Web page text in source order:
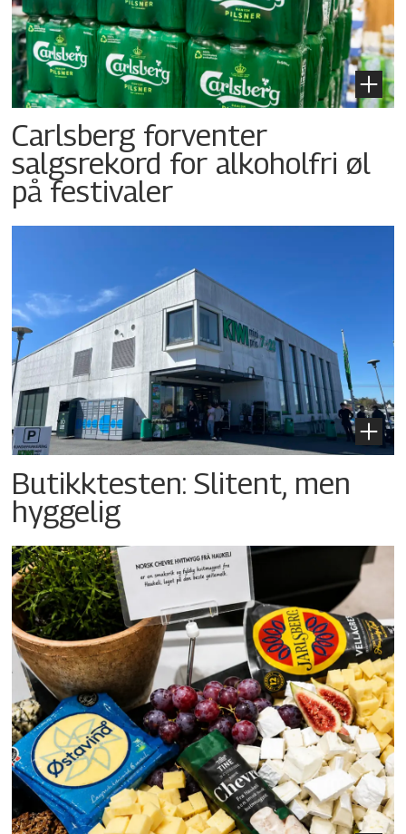
Carlsberg forventer
salgsrekord for alkoholfri øl
på festivaler
Butikktesten: Slitent, men
hyggelig